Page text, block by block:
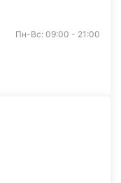
Пн-Вс: 09:00 - 21:00